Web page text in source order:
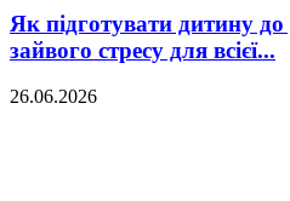
Як підготувати дитину до
зайвого стресу для всієї...
26.06.2026